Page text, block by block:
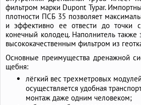
фильтром марки Dupont Typar.
плотности ПСБ 35 позволяет
и эффективно ее отвести до точки
конечный колодец. Наполнитель
высококачественным фильтром из
Основные преимущества дренажной
щебня:
лёгкий вес трехметровых
осуществляется удобная
монтаж даже одним человеком;